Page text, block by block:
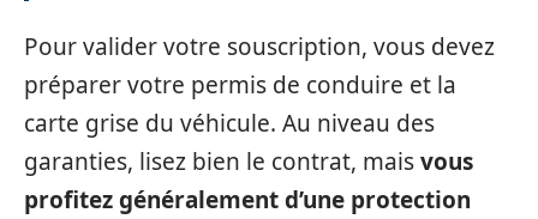
Pour valider votre souscription, vous devez
préparer votre permis de conduire et la
carte grise du véhicule. Au niveau des
garanties, lisez bien le contrat, maisvous
profitez généralement d’une protection